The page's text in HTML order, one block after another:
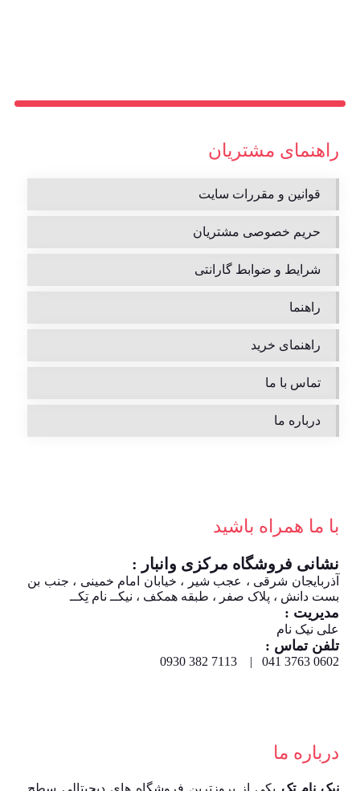
راهنمای مشتریان
قوانین و مقررات سایت
حریم خصوصی مشتریان
شرایط و ضوابط گارانتی
راهنما
راهنمای خرید
تماس با ما
درباره ما
با ما همراه باشید
نشانی فروشگاه مرکزی وانبار :
آذربایجان شرقی ، عجب شیر ، خیابان امام خمینی ، جنب بن
بست دانش ، پلاک صفر ، طبقه همکف ، نیکــ نام تِکــ
مدیریت :
علی نیک نام
تلفن تماس :
0602 3763 041 | 7113 382 0930
درباره ما
نیک نام تِک یکی از بروزترین فروشگاه های دیجیتالی سطح